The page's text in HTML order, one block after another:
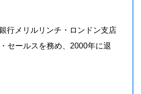
行メリルリンチ・ロンドン支店
セールスを務め、2000年に退